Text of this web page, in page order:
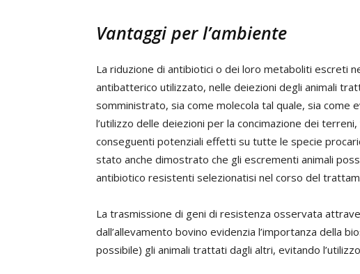
Vantaggi per l’ambiente
La riduzione di antibiotici o dei loro metaboliti escreti
antibatterico utilizzato, nelle deiezioni degli animali
somministrato, sia come molecola tal quale, sia come
l’utilizzo delle deiezioni per la concimazione dei
conseguenti potenziali effetti su tutte le specie
stato anche dimostrato che gli escrementi animali
antibiotico resistenti selezionatisi nel corso del
La trasmissione di geni di resistenza osservata
dall’allevamento bovino evidenzia l’importanza della
possibile) gli animali trattati dagli altri, evitando